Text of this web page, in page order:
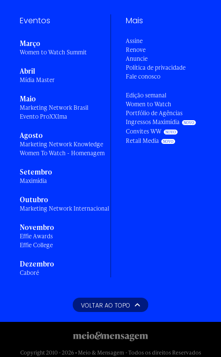
Eventos
Março
Women to Watch Summit
Abril
Mídia Master
Maio
Marketing Network Brasil
Evento ProXXIma
Agosto
Marketing Network Knowledge
Women To Watch - Homenagem
Setembro
Maximídia
Outubro
Marketing Network Internacional
Novembro
Effie Awards
Effie College
Dezembro
Caboré
Mais
Assine
Renove
Anuncie
Política de privacidade
Fale conosco
Edição semanal
Women to Watch
Portfólio de Agências
Ingressos Maximídia
Convites WW
Retail Media
VOLTAR AO TOPO
Copyright 2010 - 2026 • Meio & Mensagem - Todos os direitos Reservados